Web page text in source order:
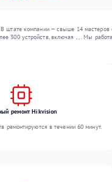
компании — свыше 14
300 устройств, включая , , . Мы
ремонт Hikvision
ремонтируются в течении 60 минут.